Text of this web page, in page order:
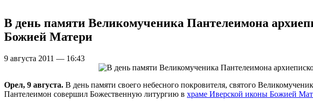
В день памяти Великомученика Пантелеимона
Божией Матери
9 августа 2011 — 16:43
Орел, 9 августа. В день памяти своего небесного покровителя, святого
Пантелеимон совершил Божественную литургию в храме Иверской иконы Божией